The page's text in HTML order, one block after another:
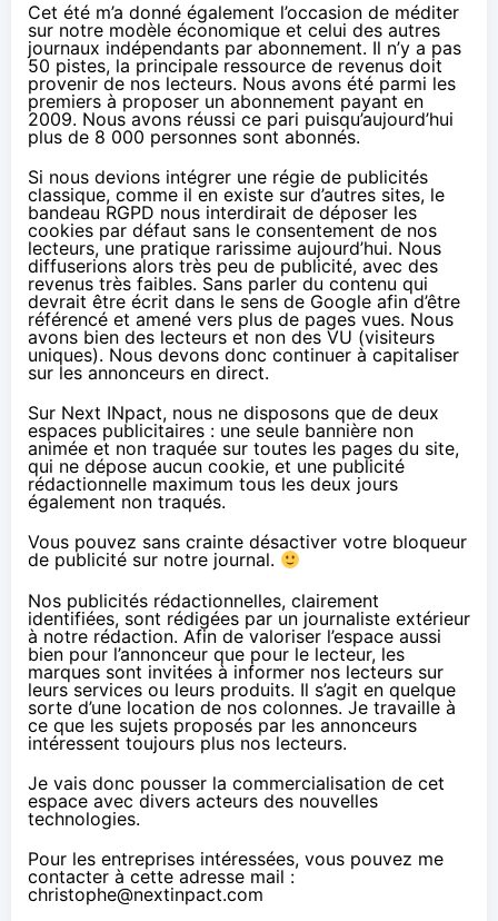
Cet été m’a donné également l’occasion de méditer
sur notre modèle économique et celui des autres
journaux indépendants par abonnement. Il n’y a pas
50 pistes, la principale ressource de revenus doit
provenir de nos lecteurs. Nous avons été parmi les
premiers à proposer un abonnement payant en
2009. Nous avons réussi ce pari puisqu’aujourd’hui
plus de 8 000 personnes sont abonnés.
Si nous devions intégrer une régie de publicités
classique, comme il en existe sur d’autres sites, le
bandeau RGPD nous interdirait de déposer les
cookies par défaut sans le consentement de nos
lecteurs, une pratique rarissime aujourd’hui. Nous
diffuserions alors très peu de publicité, avec des
revenus très faibles. Sans parler du contenu qui
devrait être écrit dans le sens de Google afin d’être
référencé et amené vers plus de pages vues. Nous
avons bien des lecteurs et non des VU (visiteurs
uniques). Nous devons donc continuer à capitaliser
sur les annonceurs en direct.
Sur Next INpact, nous ne disposons que de deux
espaces publicitaires : une seule bannière non
animée et non traquée sur toutes les pages du site,
qui ne dépose aucun cookie, et une publicité
rédactionnelle maximum tous les deux jours
également non traqués.
Vous pouvez sans crainte désactiver votre bloqueur
de publicité sur notre journal.
Nos publicités rédactionnelles, clairement
identifiées, sont rédigées par un journaliste extérieur
à notre rédaction. Afin de valoriser l’espace aussi
bien pour l’annonceur que pour le lecteur, les
marques sont invitées à informer nos lecteurs sur
leurs services ou leurs produits. Il s’agit en quelque
sorte d’une location de nos colonnes. Je travaille à
ce que les sujets proposés par les annonceurs
intéressent toujours plus nos lecteurs.
Je vais donc pousser la commercialisation de cet
espace avec divers acteurs des nouvelles
technologies.
Pour les entreprises intéressées, vous pouvez me
contacter à cette adresse mail :
christophe@nextinpact.com